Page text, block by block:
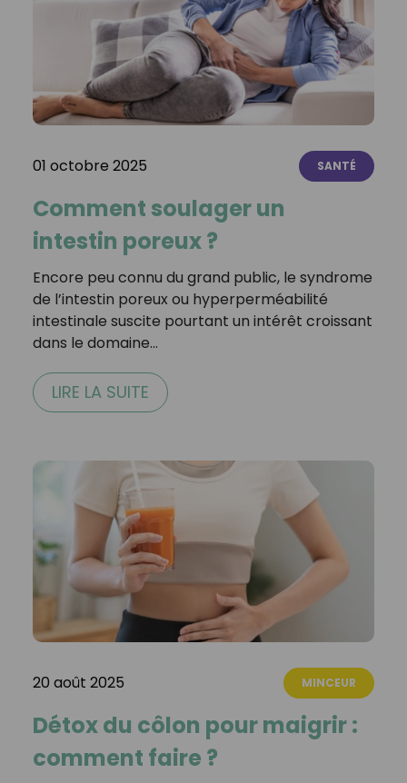
01 octobre 2025 SANTÉ
Comment soulager un
intestin poreux ?
Encore peu connu du grand public, le syndrome
de l’intestin poreux ou hyperperméabilité
intestinale suscite pourtant un intérêt croissant
dans le domaine…
LIRE LA SUITE
20 août 2025 MINCEUR
Détox du côlon pour maigrir :
comment faire ?